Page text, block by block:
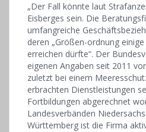
„Der Fall könnte laut
Eisberges sein. Die
umfangreiche
deren „Größen-ordnung
erreichen dürfte“. Der
eigenen Angaben seit 2011
zuletzt bei einem
erbrachten Dienstleistungen
Fortbildungen abgerechnet
Landesverbänden
Württemberg ist die Firma